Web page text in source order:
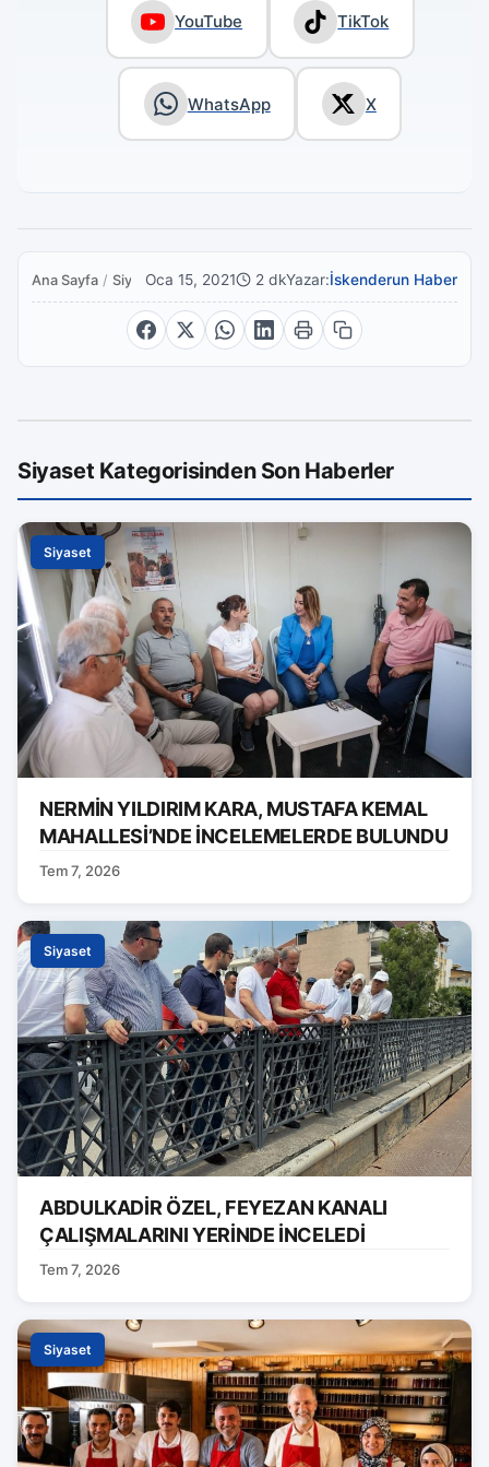
YouTube TikTok
WhatsApp X
Ana Sayfa / SiyasetOca 15, 2021 2 dkYazar:İskenderun Haber
Siyaset Kategorisinden Son Haberler
Siyaset
NERMİN YILDIRIM KARA, MUSTAFA KEMAL
MAHALLESİ’NDE İNCELEMELERDE BULUNDU
Tem 7, 2026
Siyaset
ABDULKADİR ÖZEL, FEYEZAN KANALI
ÇALIŞMALARINI YERİNDE İNCELEDİ
Tem 7, 2026
Siyaset